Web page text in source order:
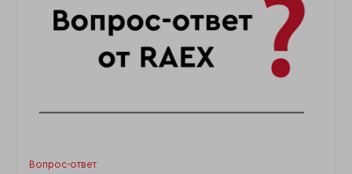
Вопрос-ответ